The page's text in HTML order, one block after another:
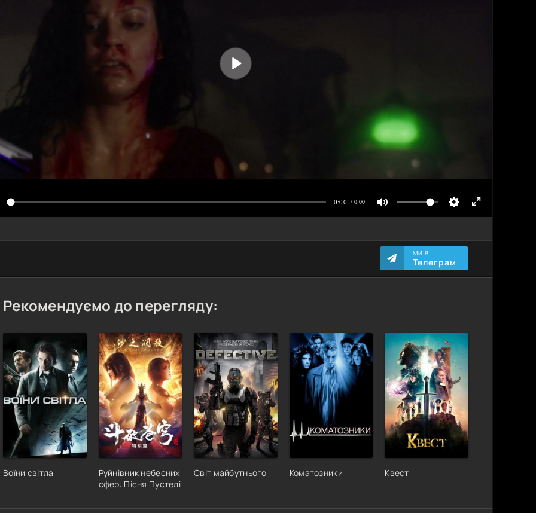
МИ В
Телеграм
Рекомендуємо до перегляду:
Воїни світла
Руйнівник небесних
сфер: Пісня Пустелі
Світ майбутнього Коматозники Квест